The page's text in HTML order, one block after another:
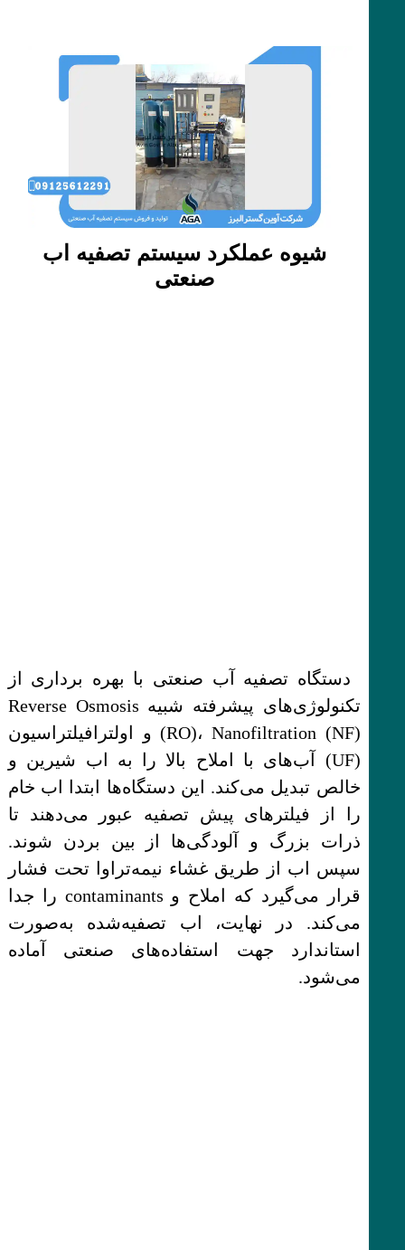
شیوه عملکرد سیستم تصفیه اب
صنعتی
دستگاه تصفیه آب صنعتی با بهره برداری از
تکنولوژی‌های پیشرفته شبیه Reverse Osmosis
(RO)، Nanofiltration (NF) و اولترافیلتراسیون
(UF) آب‌های با املاح بالا را به اب شیرین و
خالص تبدیل می‌کند. این دستگاه‌ها ابتدا اب خام
را از فیلترهای پیش تصفیه عبور می‌دهند تا
ذرات بزرگ و آلودگی‌ها از بین بردن شوند.
سپس اب از طریق غشاء نیمه‌تراوا تحت فشار
قرار می‌گیرد که املاح و contaminants را جدا
می‌کند. در نهایت، اب تصفیه‌شده به‌صورت
استاندارد جهت استفاده‌های صنعتی آماده
می‌شود.